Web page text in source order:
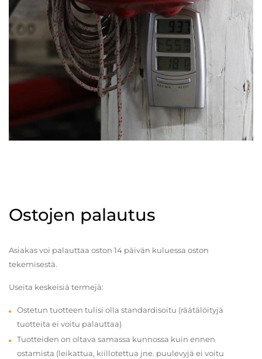
Ostojen palautus
Asiakas voi palauttaa oston 14 päivän kuluessa oston
tekemisestä.
Useita keskeisiä termejä:
Ostetun tuotteen tulisi olla standardisoitu (räätälöityjä
tuotteita ei voitu palauttaa)
Tuotteiden on oltava samassa kunnossa kuin ennen
ostamista (leikattua, kiillotettua jne. puulevyjä ei voitu